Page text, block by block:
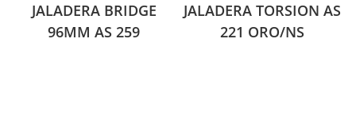
JALADERA BRIDGE
96MM AS 259
JALADERA TORSION AS
221 ORO/NS